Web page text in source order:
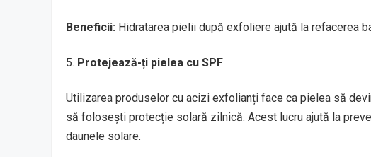
Beneficii: Hidratarea pielii după exfoliere ajută la refacerea
Protejează-ți pielea cu SPF
Utilizarea produselor cu acizi exfolianți face ca pielea să
să folosești protecție solară zilnică. Acest lucru ajută la
daunele solare.